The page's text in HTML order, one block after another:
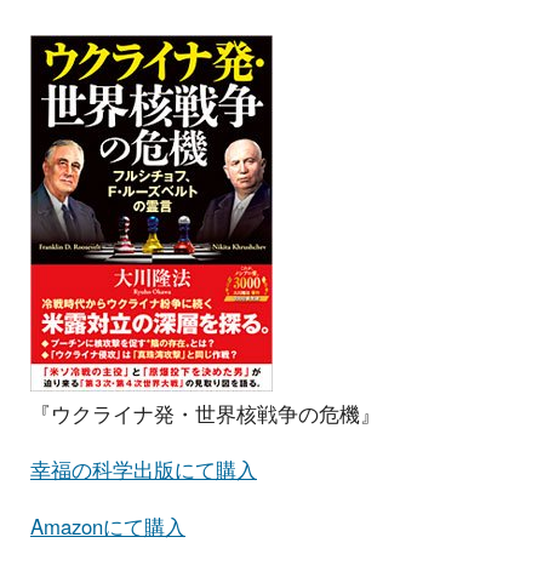
『ウクライナ発・世界核戦争の危機』
幸福の科学出版にて購入
Amazonにて購入